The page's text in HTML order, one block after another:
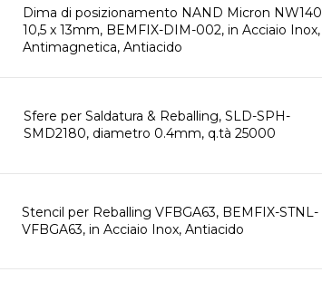
Dima di posizionamento NAND Micron NW140
10,5 x 13mm, BEMFIX-DIM-002, in Acciaio Inox,
Antimagnetica, Antiacido
Sfere per Saldatura & Reballing, SLD-SPH-
SMD2180, diametro 0.4mm, q.tà 25000
Stencil per Reballing VFBGA63, BEMFIX-STNL-
VFBGA63, in Acciaio Inox, Antiacido